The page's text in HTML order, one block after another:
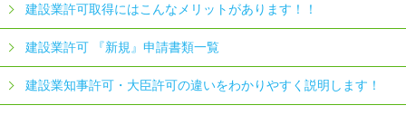
建設業許可取得にはこんなメリットがあります！！
建設業許可 『新規』申請書類一覧
建設業知事許可・大臣許可の違いをわかりやすく説明します！